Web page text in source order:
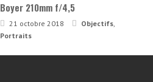
Boyer 210mm f/4,5
21 octobre 2018 Objectifs,
Portraits